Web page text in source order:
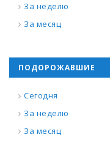
За неделю
За месяц
ПОДОРОЖАВШИЕ
Сегодня
За неделю
За месяц